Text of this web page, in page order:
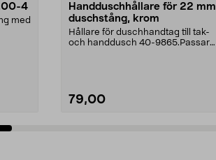
4
med
Handduschhållare för 22 mm
duschstång, krom
Hållare för duschhandtag till tak-
och handdusch 40-9865.Passar
79,00